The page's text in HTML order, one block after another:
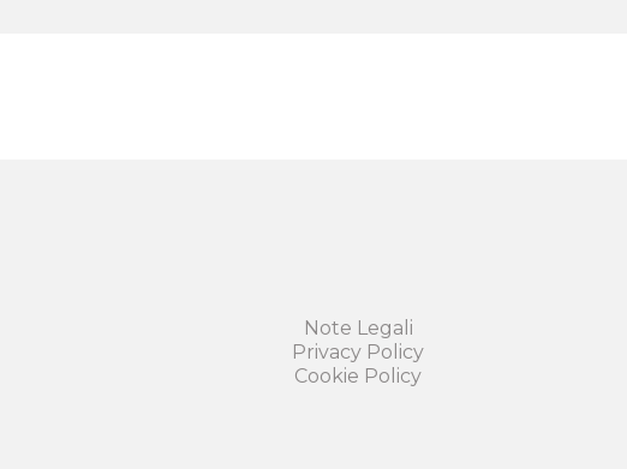
Note Legali
Privacy Policy
Cookie Policy